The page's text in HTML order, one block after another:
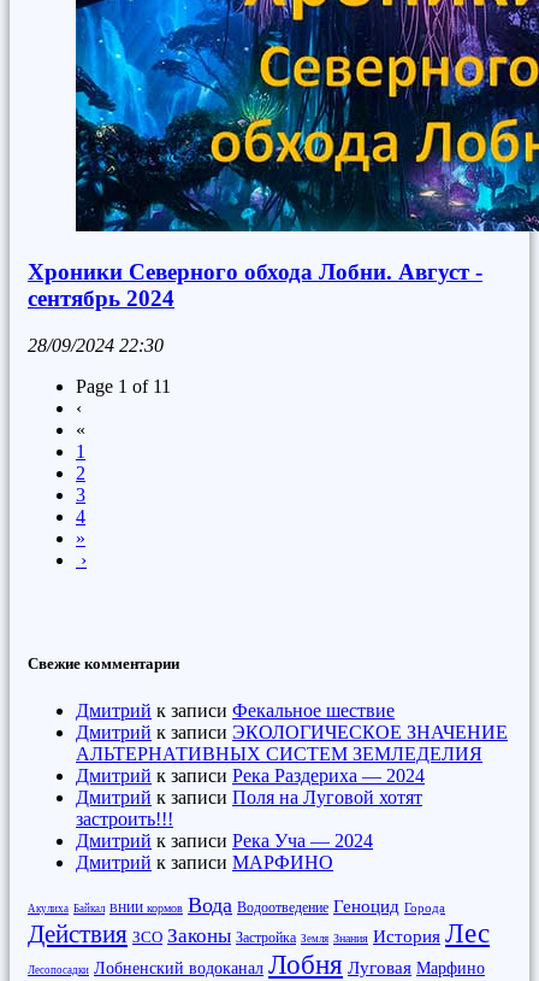
Хроники Северного обхода Лобни. Август -
сентябрь 2024
28/09/2024 22:30
Page 1 of 11
‹
«
1
2
3
4
»
›
Свежие комментарии
Дмитрий к записи Фекальное шествие
Дмитрий к записи ЭКОЛОГИЧЕСКОЕ ЗНАЧЕНИЕ
АЛЬТЕРНАТИВНЫХ СИСТЕМ ЗЕМЛЕДЕЛИЯ
Дмитрий к записи Река Раздериха — 2024
Дмитрий к записи Поля на Луговой хотят
застроить!!!
Дмитрий к записи Река Уча — 2024
Дмитрий к записи МАРФИНО
Акулиха Байкал ВНИИ кормов Вода Водоотведение Геноцид Города
Действия ЗСО Законы Застройка Земля Знания История Лес
Лесопосадки Лобненский водоканал Лобня Луговая Марфино